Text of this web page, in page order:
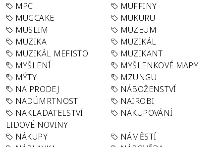
MPC
MUFFINY
MUGCAKE
MUKURU
MUSLIM
MUZEUM
MUZIKA
MUZIKÁL
MUZIKÁL MEFISTO
MUZIKANT
MYŠLENÍ
MYŠLENKOVÉ MAPY
MÝTY
MZUNGU
NA PRODEJ
NÁBOŽENSTVÍ
NADÚMRTNOST
NAIROBI
NAKLADATELSTVÍ
LIDOVÉ NOVINY
NAKUPOVÁNÍ
NÁKUPY
NÁMĚSTÍ